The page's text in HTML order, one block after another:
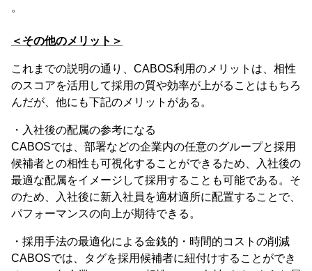
。
＜その他のメリット＞
これまでの説明の通り、CABOS利用のメリットは、相性
のスコアを活用して採用の質や効率が上がることはもちろ
んだが、他にも下記のメリットがある。
・入社後の配属の参考になる
CABOSでは、部署などの企業内の任意のグループと採用
候補者との相性も可視化することができるため、入社後の
最適な配属をイメージして採用することも可能である。そ
のため、入社後に新入社員を適材適所に配置することで、
パフォーマンスの向上が期待できる。
・採用手法の最適化による金銭的・時間的コストの削減
CABOSでは、タグを採用候補者に紐付けすることができ